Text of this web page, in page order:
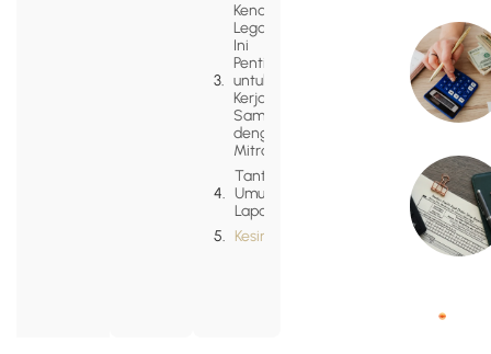
Kenapa
Legalitas
Ini
Penting
untuk
Kerja
Sama
dengan
Mitra
Tantangan
Umum di
Lapangan
Kesimpulan